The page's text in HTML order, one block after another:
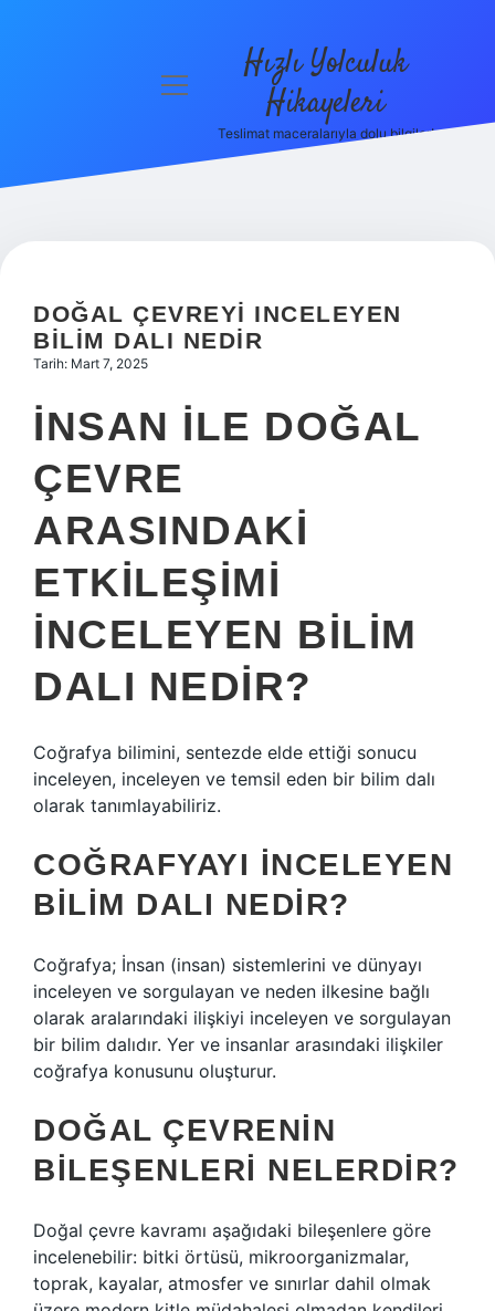
Hakkımızda
menüyü
Hızlı Yolculuk
Hikayeleri
Teslimat maceralarıyla dolu bilgiler!
DOĞAL ÇEVREYI INCELEYEN
BILIM DALI NEDIR
Tarih: Mart 7, 2025
İNSAN ILE DOĞAL
ÇEVRE
ARASINDAKI
ETKILEŞIMI
INCELEYEN BILIM
DALI NEDIR?
Coğrafya bilimini, sentezde elde ettiği sonucu
inceleyen, inceleyen ve temsil eden bir bilim dalı
olarak tanımlayabiliriz.
COĞRAFYAYI INCELEYEN
BILIM DALI NEDIR?
Coğrafya; İnsan (insan) sistemlerini ve dünyayı
inceleyen ve sorgulayan ve neden ilkesine bağlı
olarak aralarındaki ilişkiyi inceleyen ve sorgulayan
bir bilim dalıdır. Yer ve insanlar arasındaki ilişkiler
coğrafya konusunu oluşturur.
DOĞAL ÇEVRENIN
BILEŞENLERI NELERDIR?
Doğal çevre kavramı aşağıdaki bileşenlere göre
incelenebilir: bitki örtüsü, mikroorganizmalar,
toprak, kayalar, atmosfer ve sınırlar dahil olmak